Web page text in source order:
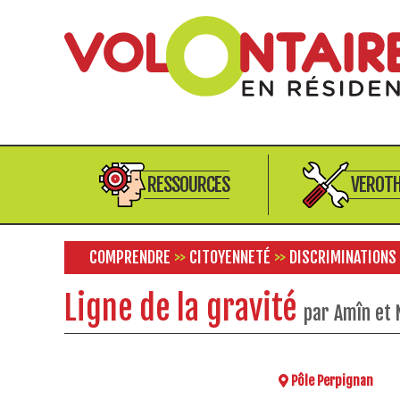
RESSOURCES
COMPRENDRE >> CITOYENNETÉ >> DISCRIMINATIONS
Ligne de la gravité par Amîn et
Pôle Perpignan